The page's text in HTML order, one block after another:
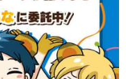
各種ダウンロード